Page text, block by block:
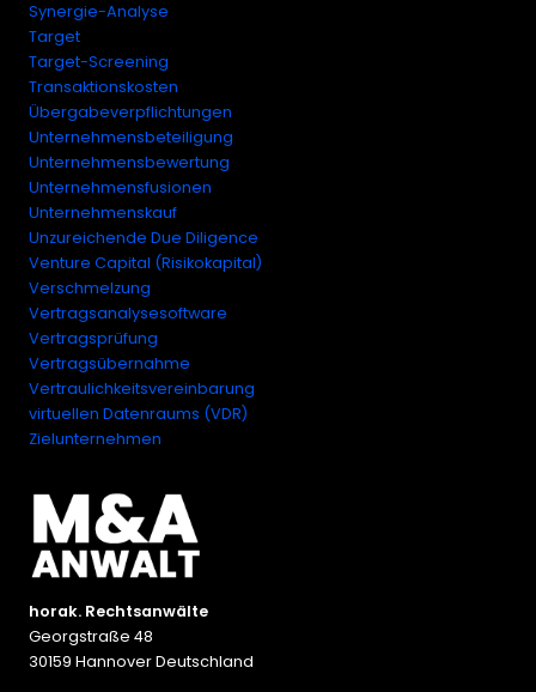
Synergie-Analyse
Target
Target-Screening
Transaktionskosten
Übergabeverpflichtungen
Unternehmensbeteiligung
Unternehmensbewertung
Unternehmensfusionen
Unternehmenskauf
Unzureichende Due Diligence
Venture Capital (Risikokapital)
Verschmelzung
Vertragsanalysesoftware
Vertragsprüfung
Vertragsübernahme
Vertraulichkeitsvereinbarung
virtuellen Datenraums (VDR)
Zielunternehmen
horak. Rechtsanwälte
Georgstraße 48
30159 Hannover Deutschland